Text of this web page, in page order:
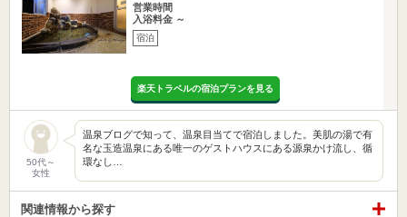
営業時間
入浴料金 ～
宿泊
楽天トラベルの宿泊プランを見る
50代～
女性
温泉ブログで知って、温泉目当てで宿泊しました。美肌の湯で有
名な玉造温泉にある唯一のゲストハウスにある源泉かけ流し、循
環なし…
関連情報から探す